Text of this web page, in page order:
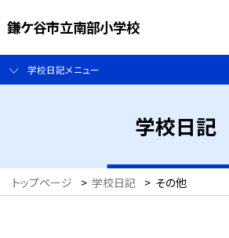
鎌ケ谷市立南部小学校
学校日記メニュー
学校日記
トップページ > 学校日記 > その他